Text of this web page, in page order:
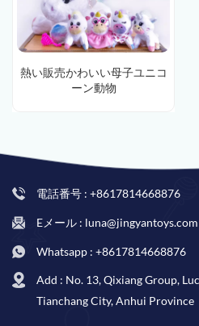
熱い販売かわいい母子ユニコ
ーン動物
電話番号 : +8617814668876
Eメール : luna@jingyantoys.com
Whatsapp : +8617814668876
Add : No. 13, Qixiang Group,
Tianchang City, Anhui Province